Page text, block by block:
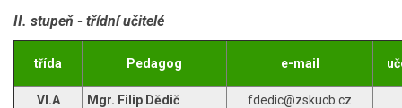
II. stupeň - třídní učitelé
třída Pedagog e-mail
VI.A Mgr. Filip Dědič fdedic@zskucb.cz